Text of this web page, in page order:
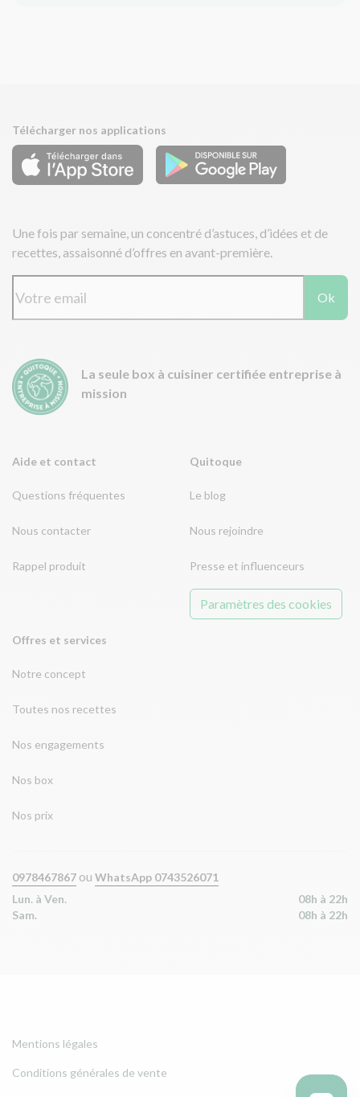
Aide et contact
Questions fréquentes
Nous contacter
Rappel produit
Offres et services
Notre concept
Toutes nos recettes
Nos engagements
Nos box
Nos prix
Quitoque
Le blog
Nous rejoindre
Presse et influenceurs
Paramètres des cookies
Télécharger nos applications
Une fois par semaine, un concentré d’astuces, d’idées et de
recettes, assaisonné d’offres en avant-première.
Ok
La seule box à cuisiner certifiée entreprise à
mission
0978467867 ou WhatsApp 0743526071
Lun. à Ven.
08h à 22h
Sam.
08h à 22h
Mentions légales
Conditions générales de vente